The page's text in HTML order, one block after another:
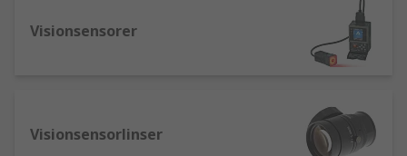
Visionsensorer
Visionsensorlinser